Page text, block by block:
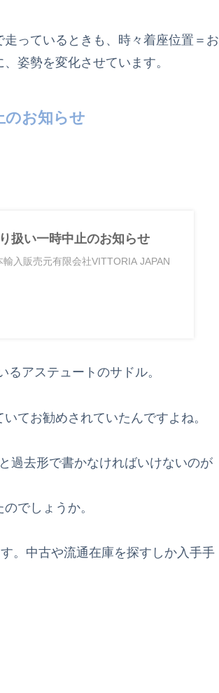
っているときも、時々着座位置＝お
姿勢を変化させています。
のお知らせ
扱い一時中止のお知らせ
入販売元有限会社VITTORIA JAPAN
アステュートのサドル。
てお勧めされていたんですよね。
過去形で書かなければいけないのが
でしょうか。
。中古や流通在庫を探すしか入手手